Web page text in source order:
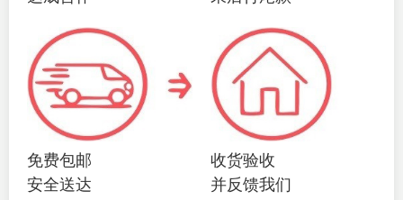
免费包邮
安全送达
收货验收
并反馈我们